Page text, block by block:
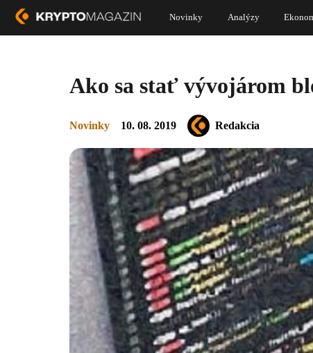
Novinky Analýzy
Ako sa stať vývojárom
Novinky 10. 08. 2019 Redakcia